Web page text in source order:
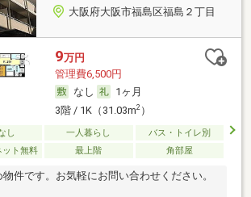
大阪府大阪市福島区福島２丁目
9万円
管理費6,500円
なし
1ヶ月
3階 / 1K（31.03m2）
し 一人暮らし
バス・トイレ別
ット無料
最上階 角部屋
物件です。お気軽にお問い合わせください。